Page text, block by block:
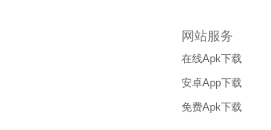
网站服务
在线Apk下载
安卓App下载
免费Apk下载